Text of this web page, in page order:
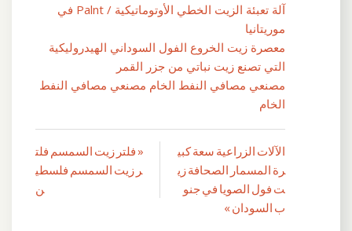
آلة تعبئة الزيت الخطي الأوتوماتيكية / Palnt في
موريتانيا
معصرة زيت الخروع الفول السوداني الهيدروليكية
التي تصنع زيت نباتي من جزر القمر
مصنعي مصافي النفط الخام مصنعي مصافي النفط
الخام
تصفّح
المقالات
« فلتر زيت السمسم فلت
ر زيت السمسم فلسطي
ن
الآلات الزراعية سعة كبي
رة المسمار الصحافة زي
ت فول الصويا في جنو
ب السودان »